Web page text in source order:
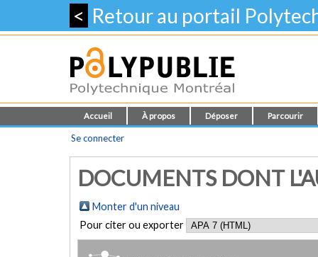
< Retour au portail
Accueil À propos Déposer Parcourir
Se connecter
DOCUMENTS DONT
Monter d'un niveau
Pour citer ou exporter